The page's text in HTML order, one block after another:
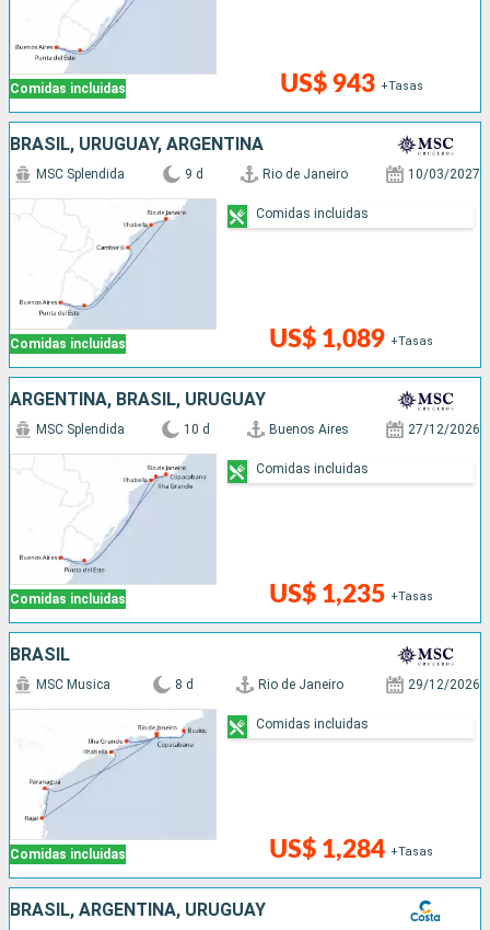
Comidas incluidas US$ 943 +Tasas
BRASIL, URUGUAY, ARGENTINA
Comidas incluidas
MSC Splendida 9 d Rio de Janeiro 10/03/2027
US$ 1,089 +Tasas
Comidas incluidas
ARGENTINA, BRASIL, URUGUAY
Comidas incluidas
MSC Splendida 10 d Buenos Aires 27/12/2026
US$ 1,235 +Tasas
Comidas incluidas
BRASIL
Comidas incluidas
MSC Musica 8 d Rio de Janeiro 29/12/2026
US$ 1,284 +Tasas
Comidas incluidas
BRASIL, ARGENTINA, URUGUAY